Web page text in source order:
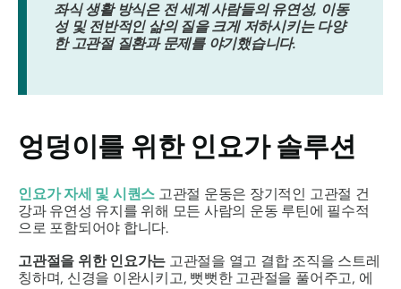
좌식 생활 방식은 전 세계 사람들의 유연성, 이동
성 및 전반적인 삶의 질을 크게 저하시키는 다양
한 고관절 질환과 문제를 야기했습니다.
엉덩이를 위한 인요가 솔루션
인요가 자세 및 시퀀스 고관절 운동은 장기적인 고관절 건
강과 유연성 유지를 위해 모든 사람의 운동 루틴에 필수적
으로 포함되어야 합니다.
고관절을 위한 인요가는 고관절을 열고 결합 조직을 스트레
칭하며, 신경을 이완시키고, 뻣뻣한 고관절을 풀어주고, 에